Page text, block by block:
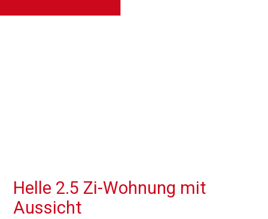
Helle 2.5 Zi-Wohnung mit
Aussicht